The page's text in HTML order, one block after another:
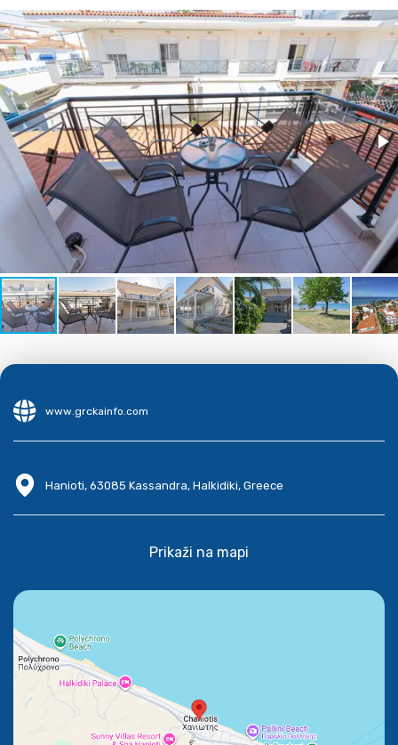
www.grckainfo.com
Hanioti, 63085 Kassandra, Halkidiki, Greece
Prikaži na mapi